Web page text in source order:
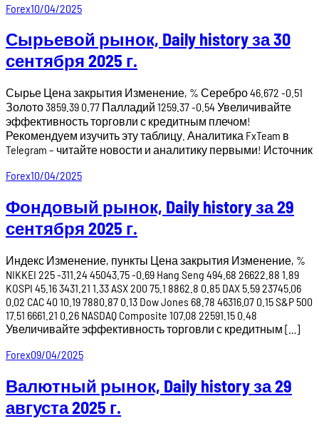
Forex10/04/2025
Сырьевой рынок, Daily history за 30
сентября 2025 г.
Сырье Цена закрытия Изменение, % Серебро 46.672 -0.51
Золото 3859.39 0.77 Палладий 1259.37 -0.54 Увеличивайте
эффективность торговли с кредитным плечом!
Рекомендуем изучить эту таблицу. Аналитика FxTeam в
Telegram – читайте новости и аналитику первыми! Источник
Forex10/04/2025
Фондовый рынок, Daily history за 29
сентября 2025 г.
Индекс Изменение, пункты Цена закрытия Изменение, %
NIKKEI 225 -311.24 45043.75 -0.69 Hang Seng 494.68 26622.88 1.89
KOSPI 45.16 3431.21 1.33 ASX 200 75.1 8862.8 0.85 DAX 5.59 23745.06
0.02 CAC 40 10.19 7880.87 0.13 Dow Jones 68.78 46316.07 0.15 S&P 500
17.51 6661.21 0.26 NASDAQ Composite 107.08 22591.15 0.48
Увеличивайте эффективность торговли с кредитным […]
Forex09/04/2025
Валютный рынок, Daily history за 29
августа 2025 г.